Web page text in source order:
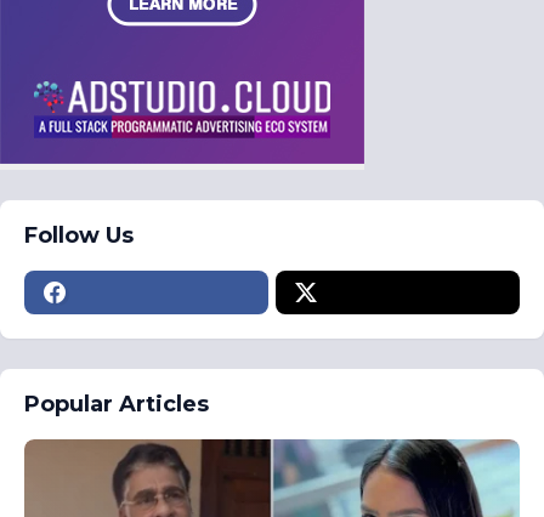
Follow Us
Popular Articles